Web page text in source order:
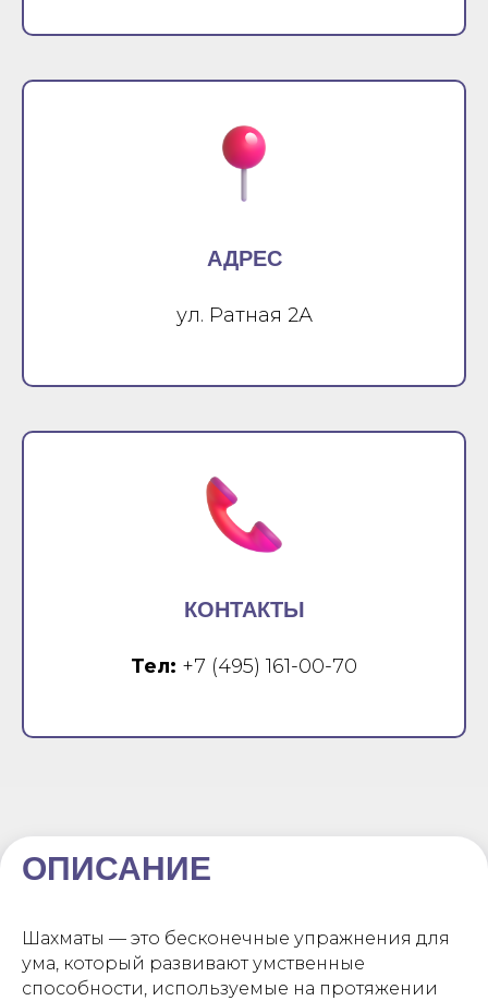
АДРЕС
ул. Ратная 2А
КОНТАКТЫ
Тел: +7 (495) 161-00-70
ОПИСАНИЕ
Шахматы — это бесконечные упражнения для
ума, который развивают умственные
способности, используемые на протяжении